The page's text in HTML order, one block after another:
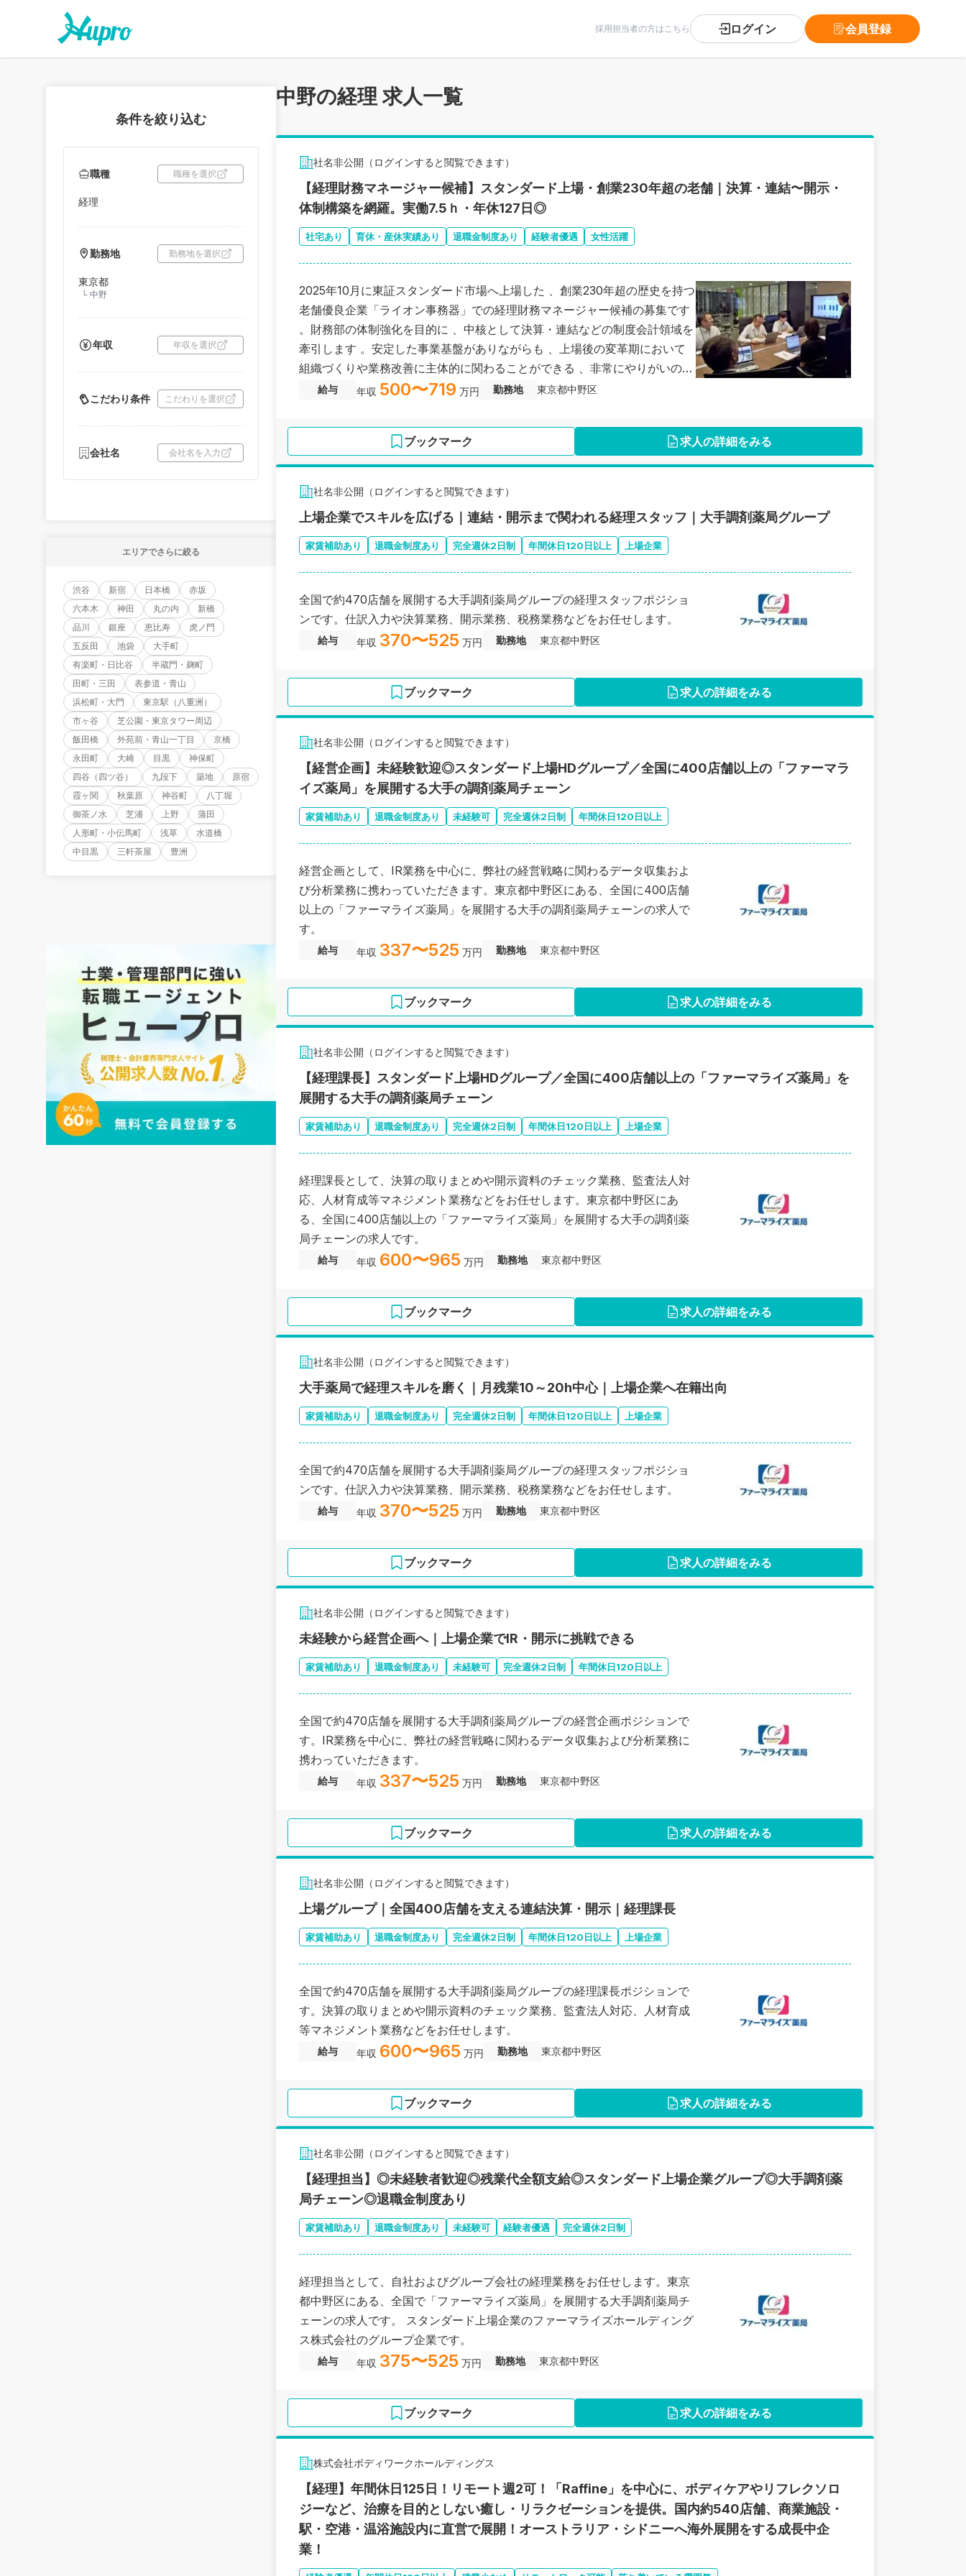
採用担当者の方はこちら ログイン 会員登録
条件を絞り込む
職種 職種を選択
経理
勤務地 勤務地を選択
東京都
└ 中野
年収 年収を選択
こだわり条件 こだわりを選択
会社名 会社名を入力
エリアでさらに絞る
渋谷 新宿 日本橋
赤坂
六本木
神田 丸の内
新橋
品川
銀座 恵比寿
虎ノ門
五反田
池袋
大手町
有楽町・日比谷
半蔵門・麹町
田町・三田
表参道・青山
浜松町・大門
東京駅（八重洲）
市ヶ谷
芝公園・東京タワー周辺
飯田橋
外苑前・青山一丁目
京橋
永田町
大崎 目黒
神保町
四谷（四ツ谷）
九段下 築地
原宿
霞ヶ関
秋葉原 神谷町
八丁堀
御茶ノ水
芝浦 上野
蒲田
人形町・小伝馬町
浅草
水道橋
中目黒
三軒茶屋 豊洲
中野の経理 求人一覧
社名非公開（ログインすると閲覧できます）
【経理財務マネージャー候補】スタンダード上場・創業230年超の老舗｜決算・連結〜開示・
体制構築を網羅。実働7.5ｈ・年休127日◎
社宅あり 育休・産休実績あり 退職金制度あり 経験者優遇 女性活躍
2025年10月に東証スタンダード市場へ上場した 、創業230年超の歴史を持つ
老舗優良企業「ライオン事務器」での経理財務マネージャー候補の募集です
。財務部の体制強化を目的に 、中核として決算・連結などの制度会計領域を
牽引します 。安定した事業基盤がありながらも 、上場後の変革期において
組織づくりや業務改善に主体的に関わることができる 、非常にやりがいの大
きいポジションです
給与 年収 500〜719 万円 勤務地 東京都中野区
ブックマーク 求人の詳細をみる
社名非公開（ログインすると閲覧できます）
上場企業でスキルを広げる｜連結・開示まで関われる経理スタッフ｜大手調剤薬局グループ
家賃補助あり 退職金制度あり 完全週休2日制 年間休日120日以上 上場企業
全国で約470店舗を展開する大手調剤薬局グループの経理スタッフポジショ
ンです。仕訳入力や決算業務、開示業務、税務業務などをお任せします。
給与 年収 370〜525 万円 勤務地 東京都中野区
ブックマーク 求人の詳細をみる
社名非公開（ログインすると閲覧できます）
【経営企画】未経験歓迎◎スタンダード上場HDグループ／全国に400店舗以上の「ファーマラ
イズ薬局」を展開する大手の調剤薬局チェーン
家賃補助あり 退職金制度あり 未経験可 完全週休2日制 年間休日120日以上
経営企画として、IR業務を中心に、弊社の経営戦略に関わるデータ収集およ
び分析業務に携わっていただきます。東京都中野区にある、全国に400店舗
以上の「ファーマライズ薬局」を展開する大手の調剤薬局チェーンの求人で
す。
給与 年収 337〜525 万円 勤務地 東京都中野区
ブックマーク 求人の詳細をみる
社名非公開（ログインすると閲覧できます）
【経理課長】スタンダード上場HDグループ／全国に400店舗以上の「ファーマライズ薬局」を
展開する大手の調剤薬局チェーン
家賃補助あり 退職金制度あり 完全週休2日制 年間休日120日以上 上場企業
経理課長として、決算の取りまとめや開示資料のチェック業務、監査法人対
応、人材育成等マネジメント業務などをお任せします。東京都中野区にあ
る、全国に400店舗以上の「ファーマライズ薬局」を展開する大手の調剤薬
局チェーンの求人です。
給与 年収 600〜965 万円 勤務地 東京都中野区
ブックマーク 求人の詳細をみる
社名非公開（ログインすると閲覧できます）
大手薬局で経理スキルを磨く｜月残業10～20h中心｜上場企業へ在籍出向
家賃補助あり 退職金制度あり 完全週休2日制 年間休日120日以上 上場企業
全国で約470店舗を展開する大手調剤薬局グループの経理スタッフポジショ
ンです。仕訳入力や決算業務、開示業務、税務業務などをお任せします。
給与 年収 370〜525 万円 勤務地 東京都中野区
ブックマーク 求人の詳細をみる
社名非公開（ログインすると閲覧できます）
未経験から経営企画へ｜上場企業でIR・開示に挑戦できる
家賃補助あり 退職金制度あり 未経験可 完全週休2日制 年間休日120日以上
全国で約470店舗を展開する大手調剤薬局グループの経営企画ポジションで
す。IR業務を中心に、弊社の経営戦略に関わるデータ収集および分析業務に
携わっていただきます。
給与 年収 337〜525 万円 勤務地 東京都中野区
ブックマーク 求人の詳細をみる
社名非公開（ログインすると閲覧できます）
上場グループ｜全国400店舗を支える連結決算・開示｜経理課長
家賃補助あり 退職金制度あり 完全週休2日制 年間休日120日以上 上場企業
全国で約470店舗を展開する大手調剤薬局グループの経理課長ポジションで
す。決算の取りまとめや開示資料のチェック業務、監査法人対応、人材育成
等マネジメント業務などをお任せします。
給与 年収 600〜965 万円 勤務地 東京都中野区
ブックマーク 求人の詳細をみる
社名非公開（ログインすると閲覧できます）
【経理担当】◎未経験者歓迎◎残業代全額支給◎スタンダード上場企業グループ◎大手調剤薬
局チェーン◎退職金制度あり
家賃補助あり 退職金制度あり 未経験可 経験者優遇 完全週休2日制
経理担当として、自社およびグループ会社の経理業務をお任せします。東京
都中野区にある、全国で「ファーマライズ薬局」を展開する大手調剤薬局チ
ェーンの求人です。 スタンダード上場企業のファーマライズホールディング
ス株式会社のグループ企業です。
給与 年収 375〜525 万円 勤務地 東京都中野区
ブックマーク 求人の詳細をみる
株式会社ボディワークホールディングス
【経理】年間休日125日！リモート週2可！「Raffine」を中心に、ボディケアやリフレクソロ
ジーなど、治療を目的としない癒し・リラクゼーションを提供。国内約540店舗、商業施設・
駅・空港・温浴施設内に直営で展開！オーストラリア・シドニーへ海外展開をする成長中企
業！